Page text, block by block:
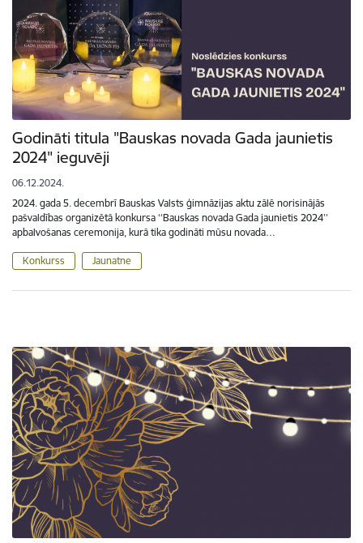
Godināti titula "Bauskas novada Gada jaunietis
2024" ieguvēji
06.12.2024.
2024. gada 5. decembrī Bauskas Valsts ģimnāzijas aktu zālē norisinājās
pašvaldības organizētā konkursa ‘‘Bauskas novada Gada jaunietis 2024’’
apbalvošanas ceremonija, kurā tika godināti mūsu novada…
Konkurss Jaunatne